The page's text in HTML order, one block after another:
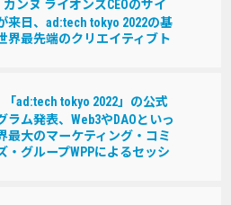
カンヌ ライオンズCEOのサイ
来⽇、ad:tech tokyo 2022の基
界最先端のクリエイティブト
「ad:tech tokyo 2022」の公式
ラム発表、Web3やDAOといっ
最⼤のマーケティング・コミ
・グループWPPによるセッシ